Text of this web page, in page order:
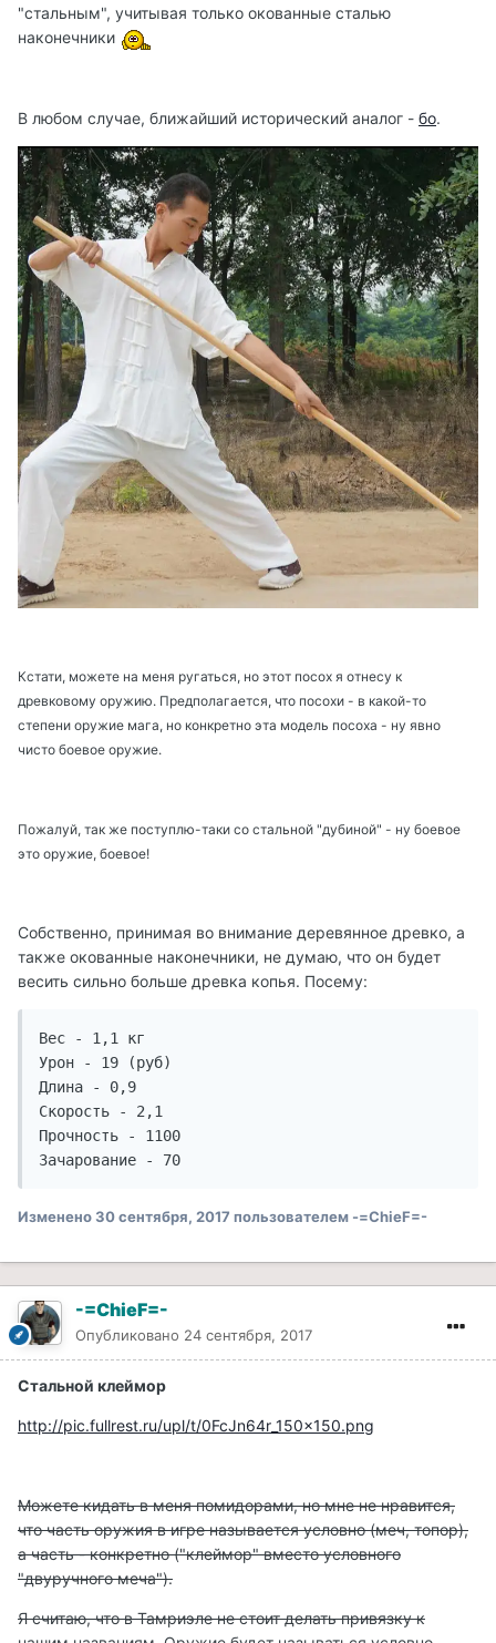
"стальным", учитывая только окованные сталью
наконечники
В любом случае, ближайший исторический аналог - бо.
Кстати, можете на меня ругаться, но этот посох я отнесу к
древковому оружию. Предполагается, что посохи - в какой-то
степени оружие мага, но конкретно эта модель посоха - ну явно
чисто боевое оружие.
Пожалуй, так же поступлю-таки со стальной "дубиной" - ну боевое
это оружие, боевое!
Собственно, принимая во внимание деревянное древко, а
также окованные наконечники, не думаю, что он будет
весить сильно больше древка копья. Посему:
Вес - 1,1 кг
Урон - 19 (руб)
Длина - 0,9
Скорость - 2,1
Прочность - 1100
Зачарование - 70
Изменено30 сентября, 2017 пользователем -=ChieF=-
-=ChieF=-
Опубликовано 24 сентября, 2017
Стальной клеймор
http://pic.fullrest.ru/upl/t/0FcJn64r_150x150.png
Можете кидать в меня помидорами, но мне не нравится,
что часть оружия в игре называется условно (меч, топор),
а часть - конкретно ("клеймор" вместо условного
"двуручного меча").
Я считаю, что в Тамриэле не стоит делать привязку к